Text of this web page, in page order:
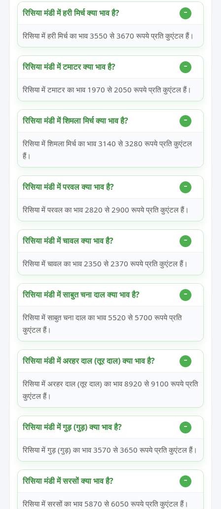
रिसिया मंडी में हरी मिर्च क्या भाव है?
रिसिया में हरी मिर्च का भाव 3550 से 3670 रूपये प्रति कुएंटल हैं।
रिसिया मंडी में टमाटर क्या भाव है?
रिसिया में टमाटर का भाव 1970 से 2050 रूपये प्रति कुएंटल हैं।
रिसिया मंडी में शिमला मिर्च क्या भाव है?
रिसिया में शिमला मिर्च का भाव 3140 से 3280 रूपये प्रति कुएंटल
हैं।
रिसिया मंडी में परवल क्या भाव है?
रिसिया में परवल का भाव 2820 से 2900 रूपये प्रति कुएंटल हैं।
रिसिया मंडी में चावल क्या भाव है?
रिसिया में चावल का भाव 2350 से 2370 रूपये प्रति कुएंटल हैं।
रिसिया मंडी में साबुत चना दाल क्या भाव है?
रिसिया में साबुत चना दाल का भाव 5520 से 5700 रूपये प्रति
कुएंटल हैं।
रिसिया मंडी में अरहर दाल (तूर दाल) क्या भाव है?
रिसिया में अरहर दाल (तूर दाल) का भाव 8920 से 9100 रूपये प्रति
कुएंटल हैं।
रिसिया मंडी में गुड़ (गुड़) क्या भाव है?
रिसिया में गुड़ (गुड़) का भाव 3570 से 3650 रूपये प्रति कुएंटल हैं।
रिसिया मंडी में सरसों क्या भाव है?
रिसिया में सरसों का भाव 5870 से 6050 रूपये प्रति कुएंटल हैं।